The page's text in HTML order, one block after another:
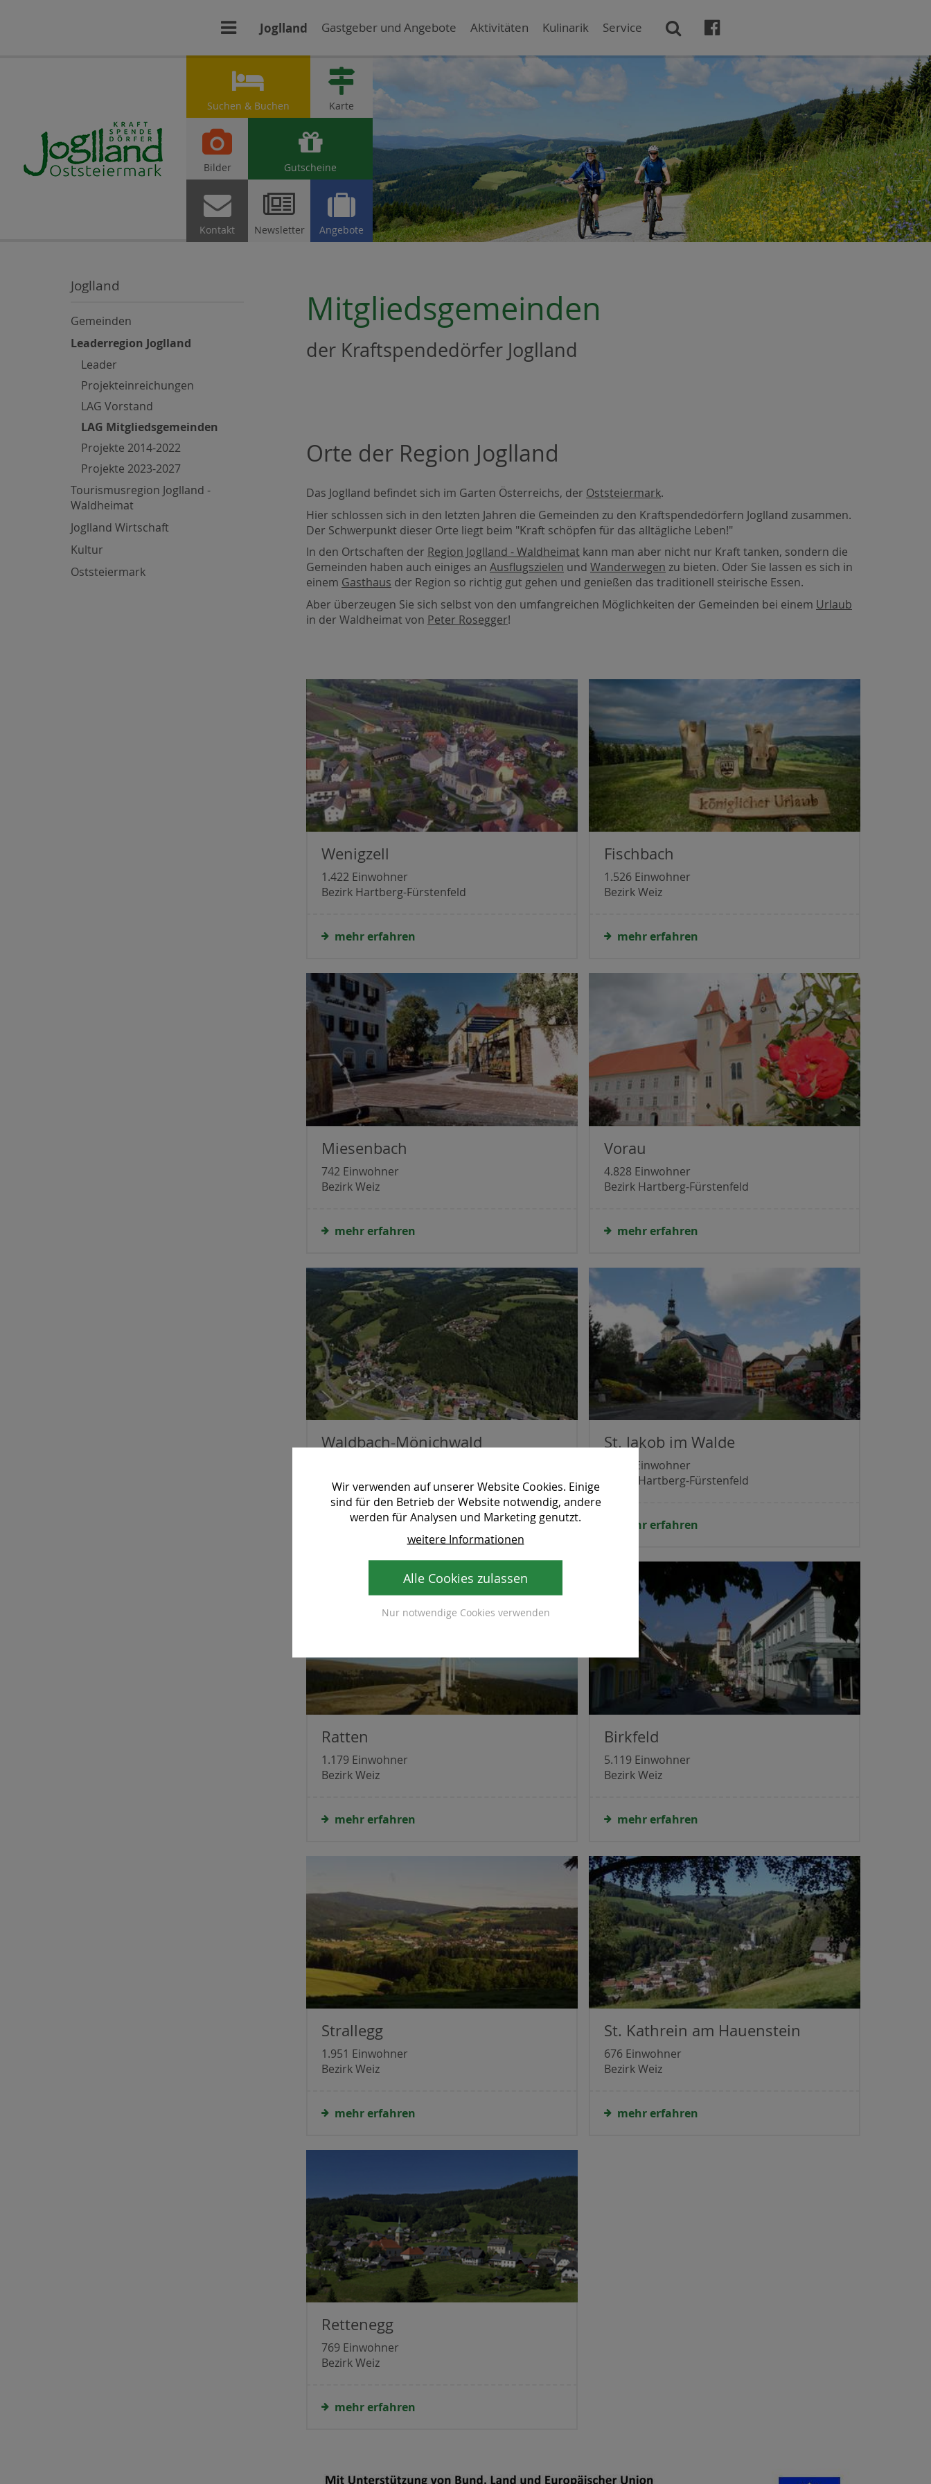

Suchen & Buchen

Karte

Bilder

Gutscheine

Kontakt

Newsletter

Angebote
Joglland
Gemeinden
Leaderregion Joglland
Leader
Projekteinreichungen
LAG Vorstand
LAG Mitgliedsgemeinden
Projekte 2014-2022
Projekte 2023-2027
Tourismusregion Joglland -
Waldheimat
Joglland Wirtschaft
Kultur
Oststeiermark
Mitgliedsgemeinden
der Kraftspendedörfer Joglland
Orte der Region Joglland
Das Joglland befindet sich im Garten Österreichs, der Oststeiermark.
Hier schlossen sich in den letzten Jahren die Gemeinden zu den Kraftspendedörfern Joglland zusammen.
Der Schwerpunkt dieser Orte liegt beim "Kraft schöpfen für das alltägliche Leben!"
In den Ortschaften der Region Joglland - Waldheimat kann man aber nicht nur Kraft tanken, sondern die
Gemeinden haben auch einiges an Ausflugszielen und Wanderwegen zu bieten. Oder Sie lassen es sich in
einem Gasthaus der Region so richtig gut gehen und genießen das traditionell steirische Essen.
Aber überzeugen Sie sich selbst von den umfangreichen Möglichkeiten der Gemeinden bei einem Urlaub
in der Waldheimat von Peter Rosegger!
Wenigzell
1.422 Einwohner
Bezirk Hartberg-Fürstenfeld
mehr erfahren
Fischbach
1.526 Einwohner
Bezirk Weiz
mehr erfahren
Miesenbach
742 Einwohner
Bezirk Weiz
mehr erfahren
Vorau
4.828 Einwohner
Bezirk Hartberg-Fürstenfeld
mehr erfahren
Waldbach-Mönichwald
Bezirk Hartberg-Fürstenfeld
mehr erfahren
St. Jakob im Walde
1.071 Einwohner
Bezirk Hartberg-Fürstenfeld
mehr erfahren
Ratten
1.179 Einwohner
Bezirk Weiz
mehr erfahren
Birkfeld
5.119 Einwohner
Bezirk Weiz
mehr erfahren
Strallegg
1.951 Einwohner
Bezirk Weiz
mehr erfahren
St. Kathrein am Hauenstein
676 Einwohner
Bezirk Weiz
mehr erfahren
Rettenegg
769 Einwohner
Bezirk Weiz
mehr erfahren
 Joglland Gastgeber und Angebote Aktivitäten Kulinarik Service  
Wir verwenden auf unserer Website Cookies. Einige
sind für den Betrieb der Website notwendig, andere
werden für Analysen und Marketing genutzt.
weitere Informationen
Alle Cookies zulassen
Nur notwendige Cookies verwenden